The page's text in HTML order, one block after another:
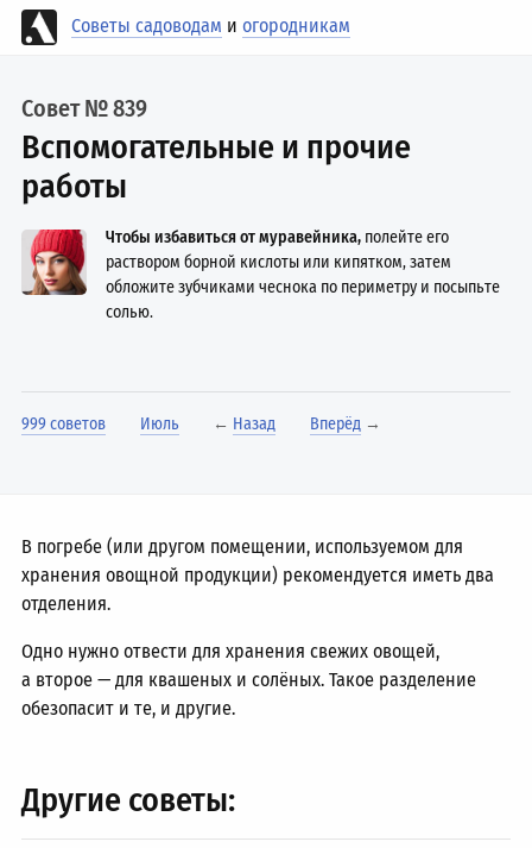
Советы садоводам иогородникам
Совет № 839
Вспомогательные и прочие
работы
Чтобы избавиться от муравейника, полейте его
раствором борной кислоты или кипятком, затем
обложите зубчиками чеснока по периметру и посыпьте
солью.
999 советов Июль ← Назад Вперёд→
В погребе (или другом помещении, используемом для
хранения овощной продукции) рекомендуется иметь два
отделения.
Одно нужно отвести для хранения свежих овощей,
а второе — для квашеных и солёных. Такое разделение
обезопасит и те, и другие.
Другие советы: